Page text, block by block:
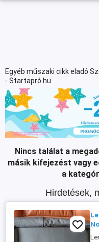
Egyéb műszaki cikk eladó
- Startapró.hu
Nincs találat a
másik kifejezést vagy
a
Hirdetések,